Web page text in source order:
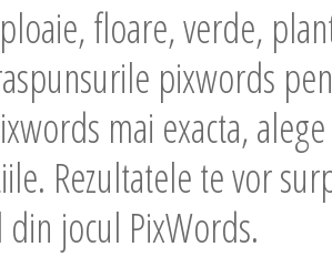
floare, verde,
pixwords
mai exacta,
Rezultatele te vor
jocul PixWords.